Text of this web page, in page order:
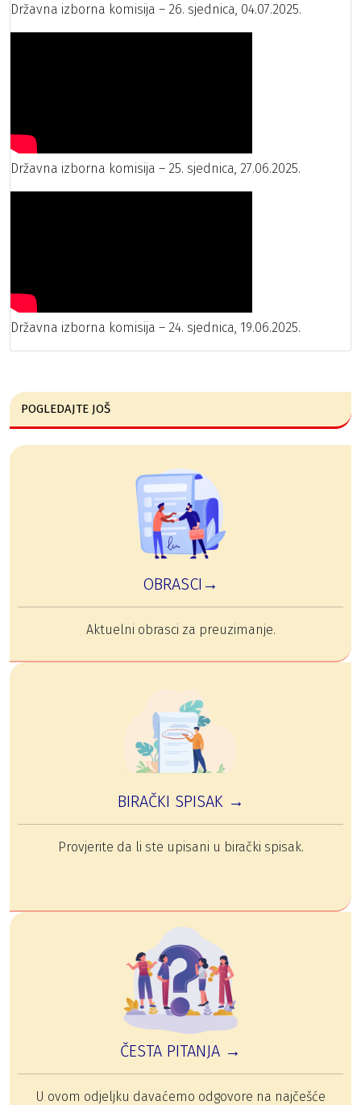
Državna izborna komisija – 26. sjednica, 04.07.2025.
Državna izborna komisija – 25. sjednica, 27.06.2025.
Državna izborna komisija – 24. sjednica, 19.06.2025.
POGLEDAJTE JOŠ
OBRASCI→
Aktuelni obrasci za preuzimanje.
BIRAČKI SPISAK →
Provjerite da li ste upisani u birački spisak.
ČESTA PITANJA →
U ovom odjeljku davaćemo odgovore na najčešće